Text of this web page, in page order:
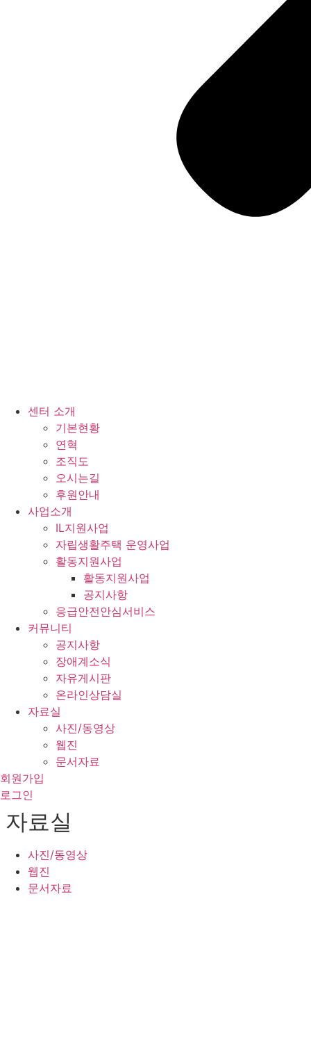
센터 소개
기본현황
연혁
조직도
오시는길
후원안내
사업소개
IL지원사업
자립생활주택 운영사업
활동지원사업
활동지원사업
공지사항
응급안전안심서비스
커뮤니티
공지사항
장애계소식
자유게시판
온라인상담실
자료실
사진/동영상
웹진
문서자료
회원가입
로그인
자료실
사진/동영상
웹진
문서자료